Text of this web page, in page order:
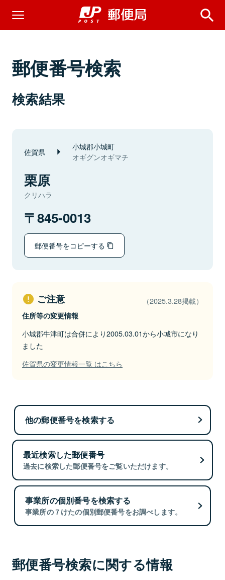
郵便番号検索
検索結果
佐賀県 小城郡小城町
オギグンオギマチ
栗原
クリハラ
845-0013
郵便番号をコピーする
ご注意 （2025.3.28掲載）
住所等の変更情報
小城郡牛津町は合併により2005.03.01から小城市になり
ました
佐賀県の変更情報一覧 はこちら
他の郵便番号を検索する
最近検索した郵便番号
過去に検索した郵便番号をご覧いただけます。
事業所の個別番号を検索する
事業所の７けたの個別郵便番号をお調べします。
郵便番号検索に関する情報